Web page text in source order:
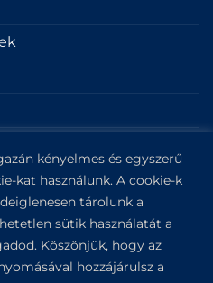
kényelmes és egyszerű
kat használunk. A cookie-k
tárolunk a
sütik használatát a
Köszönjük, hogy az
hozzájárulsz a